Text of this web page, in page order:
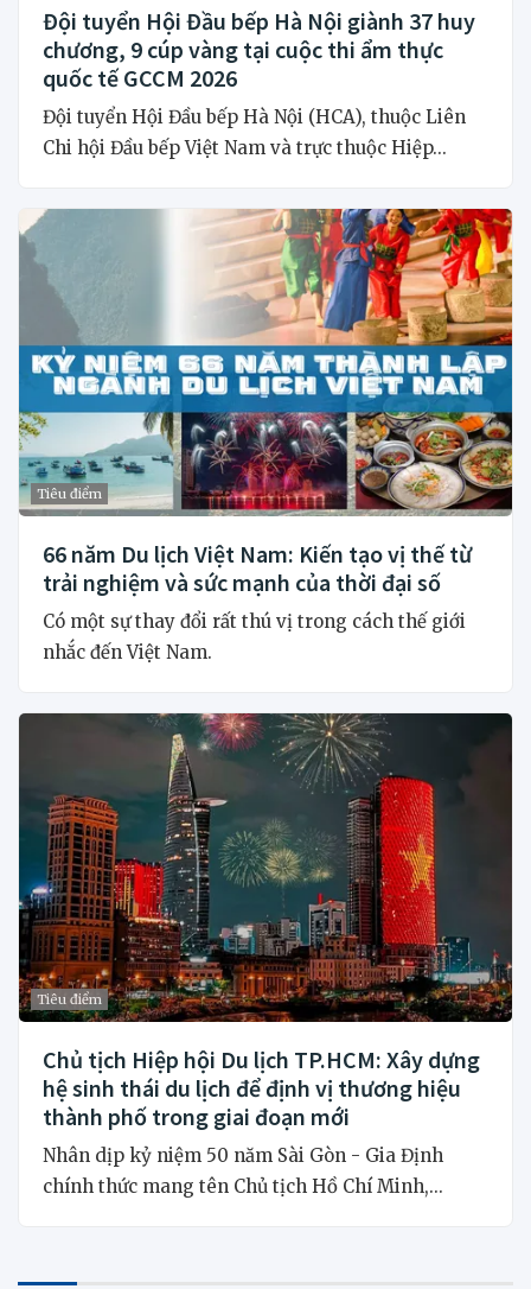
Đội tuyển Hội Đầu bếp Hà Nội giành 37 huy
chương, 9 cúp vàng tại cuộc thi ẩm thực
quốc tế GCCM 2026
Đội tuyển Hội Đầu bếp Hà Nội (HCA), thuộc Liên
Chi hội Đầu bếp Việt Nam và trực thuộc Hiệp...
Tiêu điểm
66 năm Du lịch Việt Nam: Kiến tạo vị thế từ
trải nghiệm và sức mạnh của thời đại số
Có một sự thay đổi rất thú vị trong cách thế giới
nhắc đến Việt Nam.
Tiêu điểm
Chủ tịch Hiệp hội Du lịch TP.HCM: Xây dựng
hệ sinh thái du lịch để định vị thương hiệu
thành phố trong giai đoạn mới
Nhân dịp kỷ niệm 50 năm Sài Gòn - Gia Định
chính thức mang tên Chủ tịch Hồ Chí Minh,...